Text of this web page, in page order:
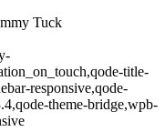
Tuck
title-
responsive,qode-
theme-bridge,wpb-